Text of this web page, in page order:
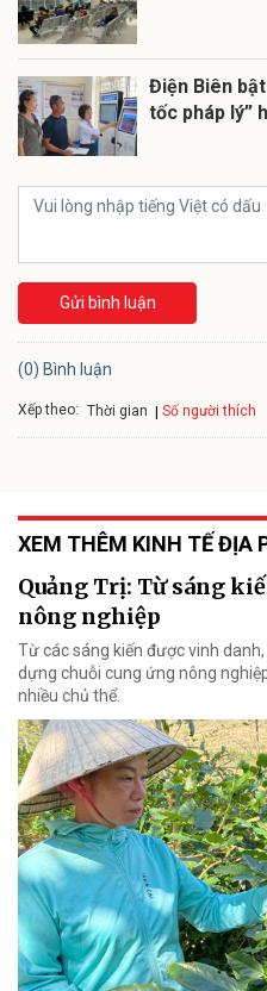
Điện Biên
tốc pháp lý”
Gửi bình luận
(0) Bình luận
Xếp theo: Thời gian Số người thích
XEM THÊM KINH TẾ ĐỊA
Quảng Trị: Từ sáng
nông nghiệp
Từ các sáng kiến được vinh
dựng chuỗi cung ứng nông
nhiều chủ thể.